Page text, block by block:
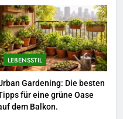
Neuorientierung: Mut
in der neuen
statt Wintergrau:
Sie Pastelltöne
Jahr.
LEBENSSTIL
Gardening: Die besten
für eine grüne Oase
dem Balkon.